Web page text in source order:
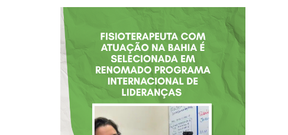
FISIOTERAPEUTA
COM ATUAÇÃO NA
BAHIA É
SELECIONADA EM
RENOMADO
PROGRAMA